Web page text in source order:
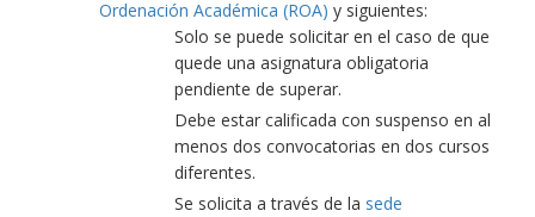
Ordenación Académica (ROA) y siguientes:
Solo se puede solicitar en el caso de que
quede una asignatura obligatoria
pendiente de superar.
Debe estar calificada con suspenso en al
menos dos convocatorias en dos cursos
diferentes.
Se solicita a través de la sede